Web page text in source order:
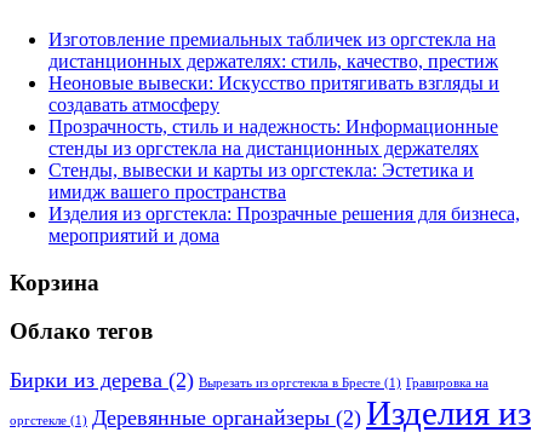
Изготовление премиальных табличек из оргстекла на
дистанционных держателях: стиль, качество, престиж
Неоновые вывески: Искусство притягивать взгляды и
создавать атмосферу
Прозрачность, стиль и надежность: Информационные
стенды из оргстекла на дистанционных держателях
Стенды, вывески и карты из оргстекла: Эстетика и
имидж вашего пространства
Изделия из оргстекла: Прозрачные решения для бизнеса,
мероприятий и дома
Корзина
Облако тегов
Бирки из дерева (2) Вырезать из оргстекла в Бресте (1) Гравировка на
оргстекле (1) Деревянные органайзеры (2) Изделия из